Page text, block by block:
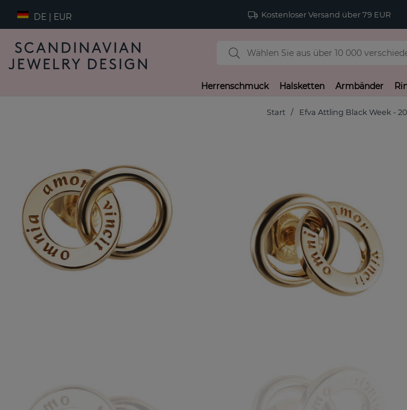
DE | EUR Kostenloser Versand über 79 EUR
Herrenschmuck Halsketten Armbänder
Start Efva Attling Black Week -